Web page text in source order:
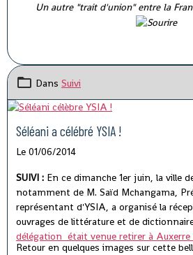
Un autre "trait d'union" entre la
Dans Suivi
Séléani a célébré YSIA !
Le 01/06/2014
SUIVI : En ce dimanche 1er juin, la ville
notamment de M. Saïd Mchangama,
représentant d'YSIA, a organisé la
ouvrages de littérature et de
délégation était venue retirer à
Retour en quelques images sur cette